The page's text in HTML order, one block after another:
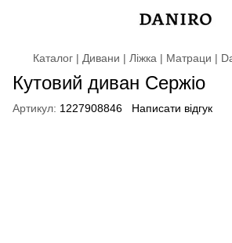
Каталог | Дивани | Ліжка | Матраци |
Кутовий диван Сержіо
Артикул: 1227908846 Написати відгук